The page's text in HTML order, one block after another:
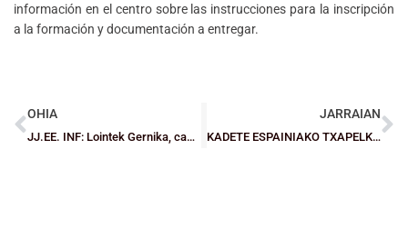
información en el centro sobre las instrucciones para la inscripción
a la formación y documentación a entregar.
OHIA
JJ.EE. INF: Lointek Gernika, campeón de Euskadi, y Martín Deco Patronato, subcampeón, ambas con billete para el Estatal
JARRAIAN
KADETE ESPAINIAKO TXAPELKETA: Porrot bikoitza bigarren jardunaldia